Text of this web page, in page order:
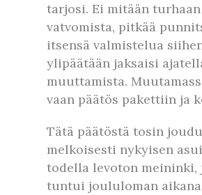
tarjosi. Ei mitään turhaan
vatvomista, pitkää
itsensä valmistelua
ylipäätään jaksaisi
muuttamista.
vaan päätös pakettiin ja
Tätä päätöstä tosin
melkoisesti nykyisen
todella levoton meininki,
tuntui joululoman